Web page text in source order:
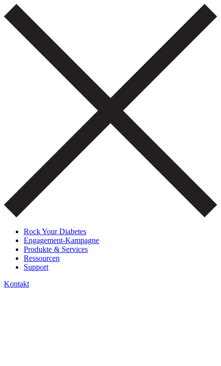
Rock Your Diabetes
Engagement-Kampagne
Produkte & Services
Ressourcen
Support
Kontakt